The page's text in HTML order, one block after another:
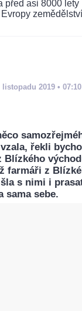
listopadu 2019 • 07:10
řekli
farmáři z
s nimi i
sama sebe.